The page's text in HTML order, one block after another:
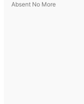
Absent No More